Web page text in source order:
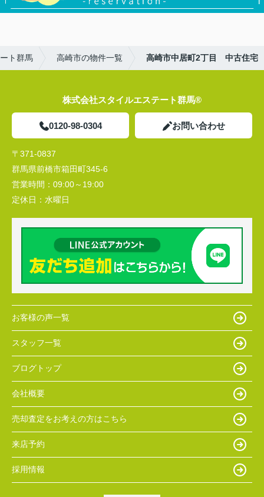
ト群馬 高崎市の物件一覧 高崎市中居町2丁目 中古住宅
株式会社スタイルエステート群馬®
0120-98-0304 お問い合わせ
〒371-0837
群馬県前橋市箱田町345-6
営業時間： 09:00～19:00
定休日： 水曜日
お客様の声一覧
スタッフ一覧
ブログトップ
会社概要
売却査定をお考えの方はこちら
来店予約
採用情報